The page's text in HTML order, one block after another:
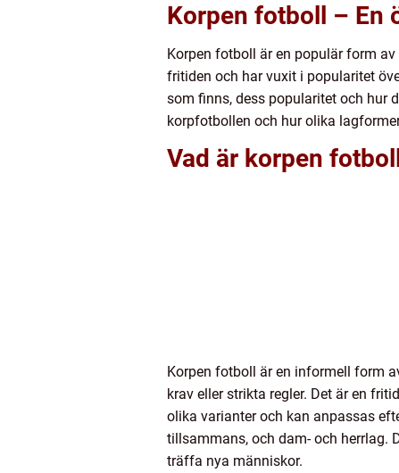
Korpen fotboll – En
Korpen fotboll är en populär form
fritiden och har vuxit i popularitet
som finns, dess popularitet och hur
korpfotbollen och hur olika
Vad är korpen
Korpen fotboll är en informell form
krav eller strikta regler. Det är en
olika varianter och kan anpassas
tillsammans, och dam- och herrlag.
träffa nya människor.